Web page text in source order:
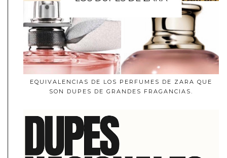
EQUIVALENCIAS DE LOS PERFUMES DE ZARA QUE
SON DUPES DE GRANDES FRAGANCIAS.